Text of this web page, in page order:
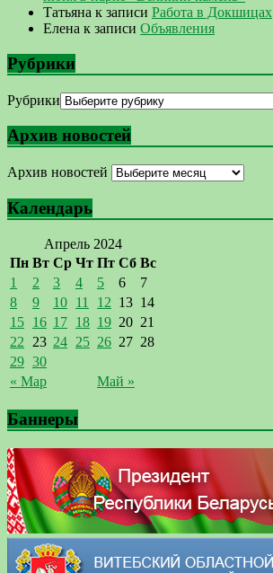
Татьяна к записи Работа в Докшицах
Елена к записи Объявления
Рубрики
Рубрики
Архив новостей
Архив новостей
Календарь
Апрель 2024
Пн Вт Ср Чт Пт Сб Вс
« Мар Май »
1 2 3 4 5 6
7
8
9 10 11 12 13 14
15 16 17 18 19 20 21
22 23 24 25 26 27 28
29 30
Баннеры